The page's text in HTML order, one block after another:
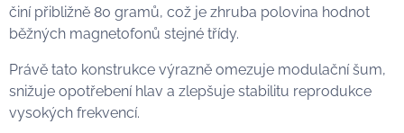
činí přibližně 80 gramů, což je zhruba polovina hodnot
běžných magnetofonů stejné třídy.
Právě tato konstrukce výrazně omezuje modulační šum,
snižuje opotřebení hlav a zlepšuje stabilitu reprodukce
vysokých frekvencí.